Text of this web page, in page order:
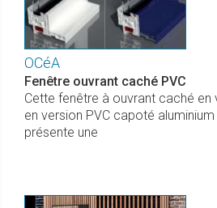
OCéA
Fenêtre ouvrant caché PVC
Cette fenêtre à ouvrant caché en
en version PVC capoté
présente une